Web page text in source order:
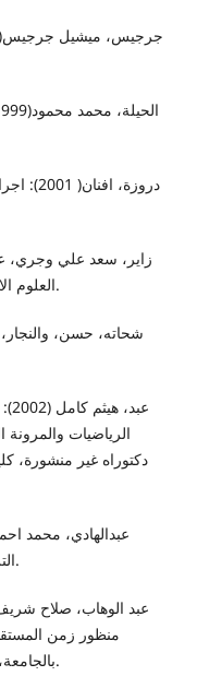
العلوم الانسانية، الدار المنهجية للنشر والتوزيع، عمان.
الرياضيات
دكتوراه غير منشورة،
التربوية، ط2، الدار العلمية ودار الثقافة، عمان.
منظور زمن
بالجامعة، مجلة بحوث التربية النوعية، 20(1)، 20- 78.